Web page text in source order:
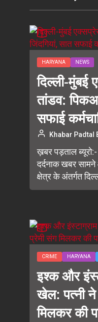
HARYANA NEWS
दिल्ली-मुंबई
तांडव:
सफाई
Khabar Padtal
ख़बर पड़ताल
दर्दनाक खबर
क्षेत्र के अंतर्गत
CRIME HARYANA
इश्क और
खेल: पत्नी
मिलकर की